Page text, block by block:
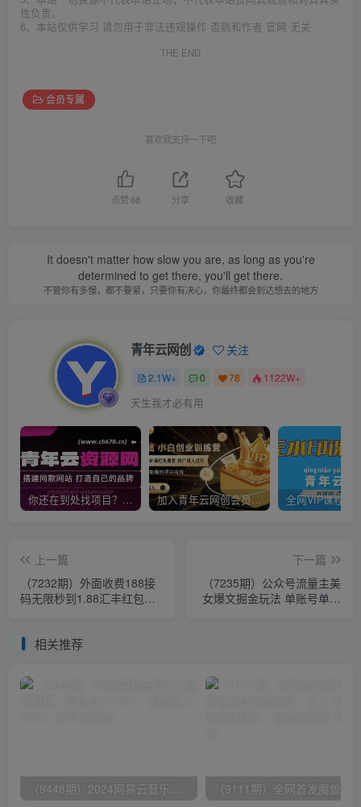
性负责。
6、本站仅供学习 请勿用于非法违规操作 否则和作者 官网 无关
THE END
会员专属
喜欢就支持一下吧
点赞68 分享 收藏
It doesn't matter how slow you are, as long as you're
determined to get there, you'll get there.
不管你有多慢，都不要紧，只要你有决心，你最终都会到达想去的地方
青年云网创 关注
2.1W+ 0 78 1122W+
天生我才必有用
你还在到处找项目？还在当韭菜？我靠卖项目一个月收入5万+，曾经我也是个失败者。 加入青年云网创会员，全站资源免费学习。加入高级合伙人，推广日入1000+
上一篇
（7232期）外面收费188接
码无限秒到1.88汇丰红包项
下一篇
（7235期）公众号流量主美
女爆文掘金玩法 单账号单月
相关推荐